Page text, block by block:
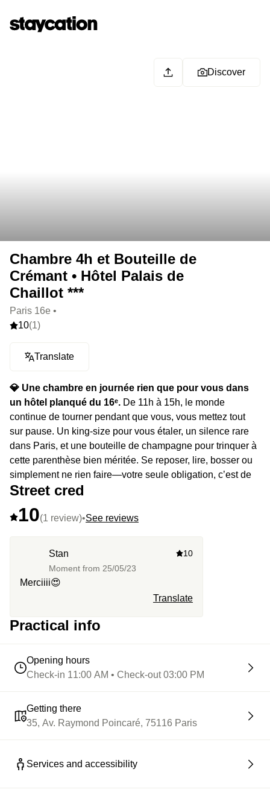
Discover
Chambre 4h et Bouteille de
Crémant • Hôtel Palais de
Chaillot ***
Paris 16e •
10(1)
Translate
💎 Une chambre en journée rien que pour vous dans
un hôtel planqué du 16ᵉ. De 11h à 15h, le monde
continue de tourner pendant que vous, vous mettez tout
sur pause. Un king-size pour vous étaler, un silence rare
dans Paris, et une bouteille de champagne pour trinquer à
cette parenthèse bien méritée. Se reposer, lire, bosser ou
simplement ne rien faire—votre seule obligation, c’est de
profiter.
⭐️ Le highlight : Une journée à contretemps, où la seule
Street cred
10(1 review)•See reviews
Stan
Moment from 25/05/23
10
Merciiii😍
Translate
Practical info
Opening hours
Check-in 11:00 AM • Check-out 03:00 PM
Getting there
35, Av. Raymond Poincaré, 75116 Paris
Services and accessibility